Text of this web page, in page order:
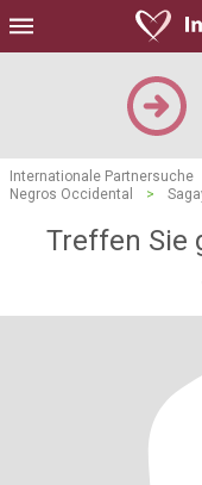
Internationale Partnersuche
Negros Occidental
>
Treffen Sie